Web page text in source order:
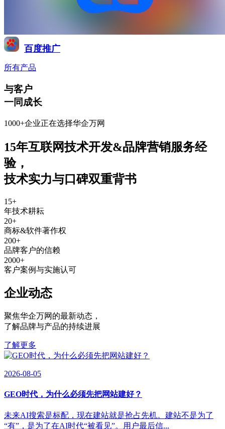
百度推广
所有产品
与客户
一同成长
1000+企业正在选择华企万网
15年互联网技术开发&品牌营销服务经
验，
技术实力与口碑双重背书
15+
年技术耕耘
20+
商标&软件著作权
200+
品牌客户的信赖
2000+
客户案例与实施认可
企业动态
聚焦华企万网的最新动态 ，
了解品牌与产品的持续进展
了解更多
2026-08-05
GEO时代，为什么必须先把网站建好？
未来AI搜索是标配，现在建站就是抢占先机。建站不是为了
“有”，是为了在AI时代“被看见”。用户最后信...